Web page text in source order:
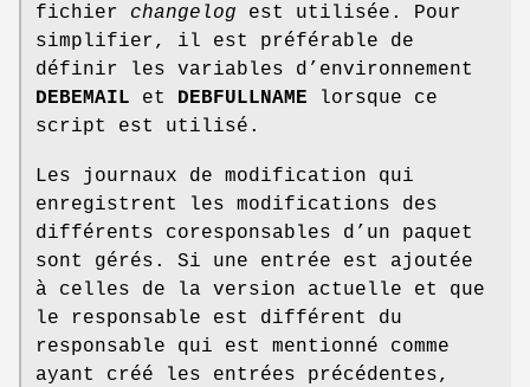
fichier changelog est utilisée. Pour
simplifier, il est préférable de
définir les variables d’environnement
DEBEMAIL et DEBFULLNAME lorsque ce
script est utilisé.
Les journaux de modification qui
enregistrent les modifications des
différents coresponsables d’un paquet
sont gérés. Si une entrée est ajoutée
à celles de la version actuelle et que
le responsable est différent du
responsable qui est mentionné comme
ayant créé les entrées précédentes,